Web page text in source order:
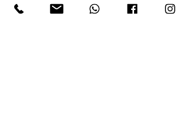
Je ideálny na stenu do spálne,